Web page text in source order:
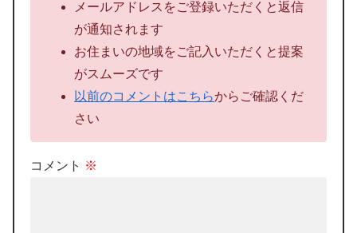
メールアドレスをご登録いただくと返信
が通知されます
お住まいの地域をご記入いただくと提案
がスムーズです
以前のコメントはこちらからご確認くだ
さい
コメント ※